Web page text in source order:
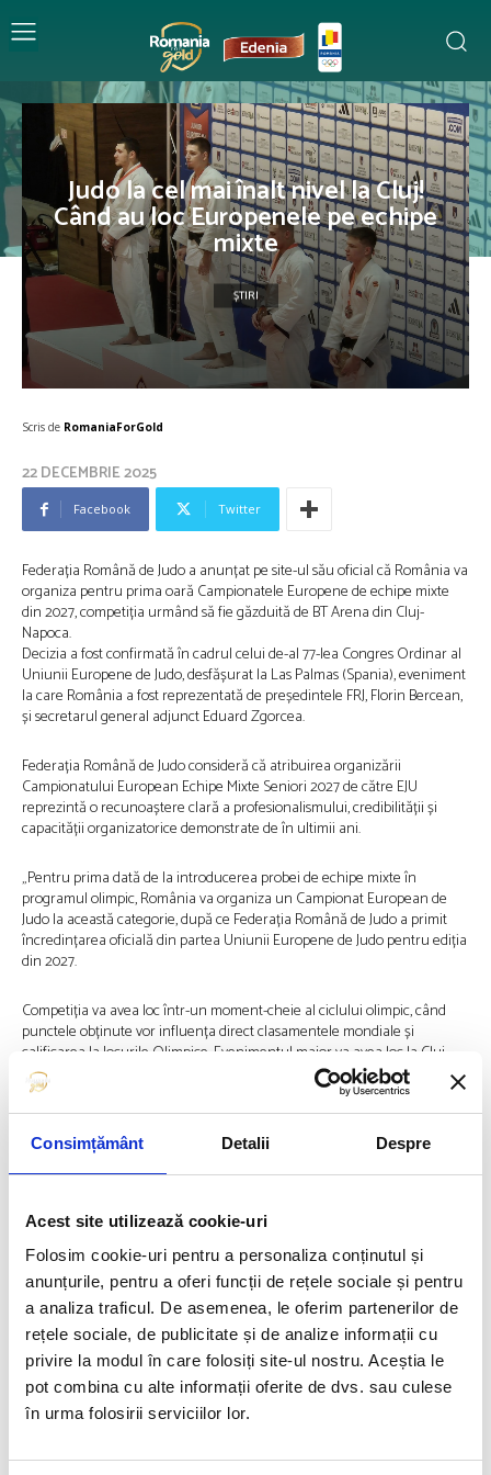
Consimțământ Detalii Despre
Acest site utilizează cookie-uri
Folosim cookie-uri pentru a personaliza conținutul și
anunțurile, pentru a oferi funcții de rețele sociale și pentru
a analiza traficul. De asemenea, le oferim partenerilor de
rețele sociale, de publicitate și de analize informații cu
privire la modul în care folosiți site-ul nostru. Aceștia le
pot combina cu alte informații oferite de dvs. sau culese
în urma folosirii serviciilor lor.
Judo la cel mai înalt nivel la Cluj!
Când au loc Europenele pe echipe
mixte
ȘTIRI
Scris de RomaniaForGold
22 DECEMBRIE 2025
Facebook Twitter
Federația Română de Judo a anunțat pe site-ul său oficial că România va
organiza pentru prima oară Campionatele Europene de echipe mixte
din 2027, competiția urmând să fie găzduită de BT Arena din Cluj-
Napoca.
Decizia a fost confirmată în cadrul celui de-al 77-lea Congres Ordinar al
Uniunii Europene de Judo, desfășurat la Las Palmas (Spania), eveniment
la care România a fost reprezentată de președintele FRJ, Florin Bercean,
și secretarul general adjunct Eduard Zgorcea.
Federația Română de Judo consideră că atribuirea organizării
Campionatului European Echipe Mixte Seniori 2027 de către EJU
reprezintă o recunoaștere clară a profesionalismului, credibilității și
capacității organizatorice demonstrate de în ultimii ani.
„Pentru prima dată de la introducerea probei de echipe mixte în
programul olimpic, România va organiza un Campionat European de
Judo la această categorie, după ce Federația Română de Judo a primit
încredințarea oficială din partea Uniunii Europene de Judo pentru ediția
din 2027.
Competiția va avea loc într-un moment-cheie al ciclului olimpic, când
punctele obținute vor influența direct clasamentele mondiale și
calificarea la Jocurile Olimpice. Evenimentul major va avea loc la Cluj-
Napoca, în BT Arena, una dintre cele mai moderne săli polivalente din
România. În urma întâlnirii delegației Federației Române de Judo cu
conducerea Agenției Naționale pentru Sport, aceasta și-a exprimat
sprijinul necondiționat pentru susținerea și organizarea competiției,
confirmând implicarea autorităților române în desfășurarea acestui
proiect de anvergură internațională’, se menționează pe site-ul citat.
DAVID POPOVICI ȘI MIHAELA
CAMBEI AU FOST DESEMNAȚI
CEI MAI BUNI SPORTIVI AI CS
DINAMO
24 DE SPORTIVI ROMÂNI
ELIGIBILI PENTRU
CALIFICAREA LA JOCURILE
OLIMPICE DE LA MILANO-
CORTINA 2026
FUELLED BY